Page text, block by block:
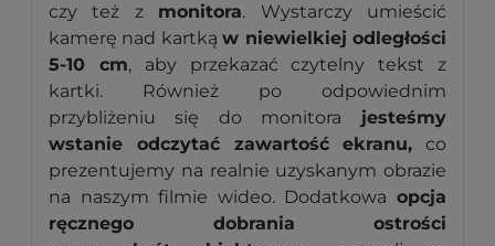
czy też z monitora. Wystarczy umieścić
kamerę nad kartkąw niewielkiej odległości
5-10 cm, aby przekazać czytelny tekst z
kartki. Również po odpowiednim
przybliżeniu się do monitora jesteśmy
wstanie odczytać zawartość ekranu, co
prezentujemy na realnie uzyskanym obrazie
na naszym filmie wideo. Dodatkowa opcja
ręcznego dobrania ostrości